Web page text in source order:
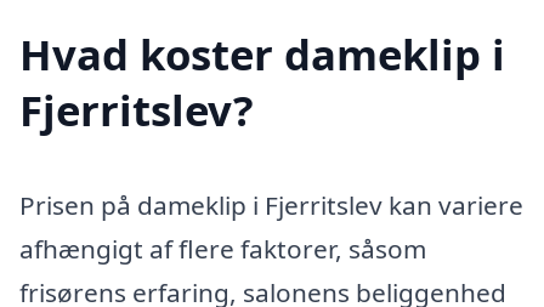
Hvad koster dameklip i
Fjerritslev?
Prisen på dameklip i Fjerritslev kan variere
afhængigt af flere faktorer, såsom
frisørens erfaring, salonens beliggenhed